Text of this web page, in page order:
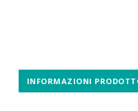
INFORMAZIONI